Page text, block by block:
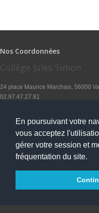
En poursuivant votre
vous acceptez
gérer votre session et
fréquentation du site.
Nos Coordonnées
Collège Jules Simon
24 place Maurice Marchais, 56000
02.97.47.27.81
Notre établissement accueille le
8hoo 12hoo - 14hoo 17hoo - Lundi,
et le mercredi de 8hoo à 12hoo